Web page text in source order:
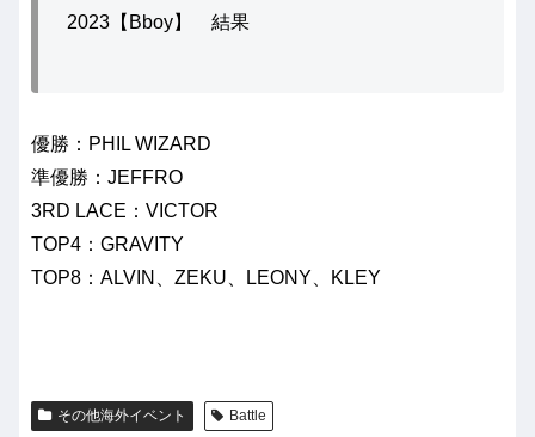
2023【Bboy】 結果
優勝：PHIL WIZARD
準優勝：JEFFRO
3RD LACE：VICTOR
TOP4：GRAVITY
TOP8：ALVIN、ZEKU、LEONY、KLEY
その他海外イベント Battle